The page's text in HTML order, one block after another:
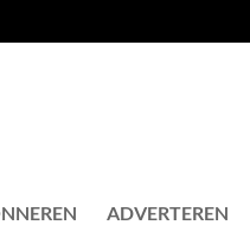
ADVERTEREN